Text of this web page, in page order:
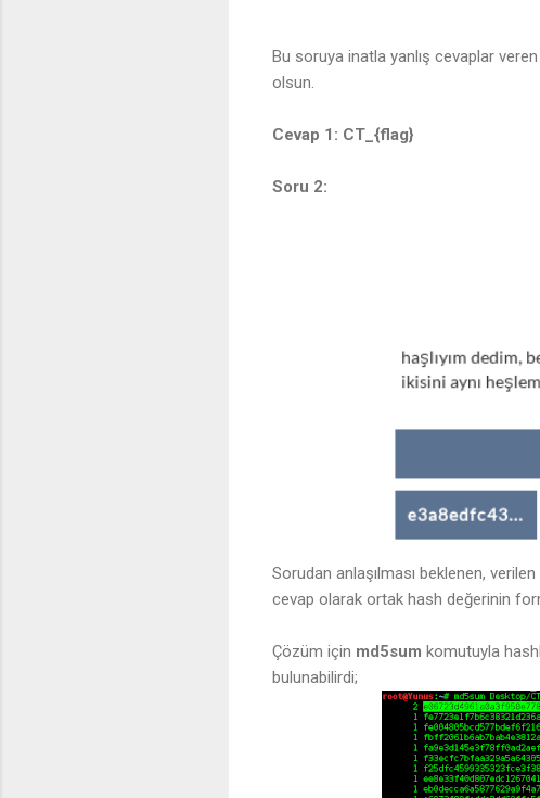
Bu soruya inatla yanlış cevaplar
olsun.
Cevap 1: CT_{flag}
Soru 2:
Sorudan anlaşılması beklenen,
cevap olarak ortak hash değerinin
Çözüm için md5sum komutuyla
bulunabilirdi;